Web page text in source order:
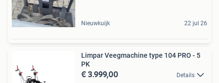
Nieuwkuijk 22 jul 26
Limpar Veegmachine type 104 PRO - 5
PK
€ 3.999,00 Details